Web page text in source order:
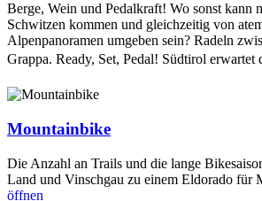
Berge, Wein und Pedalkraft! Wo sonst kann
Schwitzen kommen und gleichzeitig von
Alpenpanoramen umgeben sein? Radeln
Grappa. Ready, Set, Pedal! Südtirol
Mountainbike
Die Anzahl an Trails und die lange
Land und Vinschgau zu einem Eldorado für
öffnen